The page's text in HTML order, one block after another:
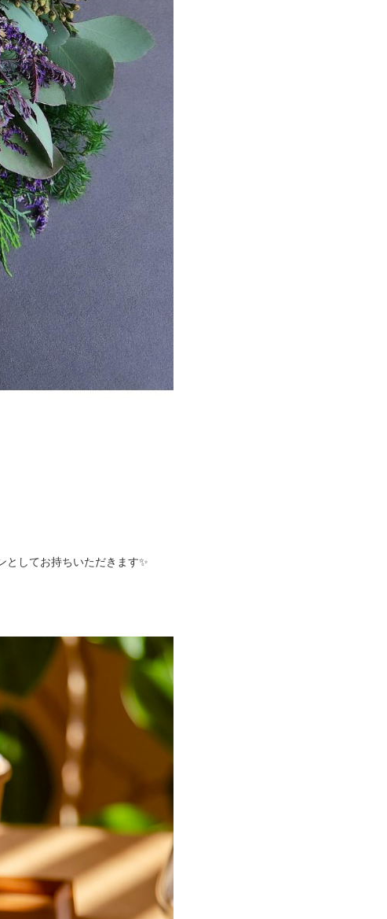
としてお持ちいただきます✨